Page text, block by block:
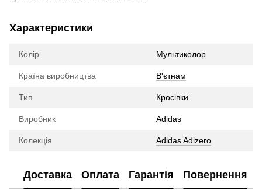
Характеристики
Колір Мультиколор
Країна виробництва В'єтнам
Тип Кросівки
Виробник Adidas
Колекція Adidas Adizero
Доставка Оплата Гарантія Повернення